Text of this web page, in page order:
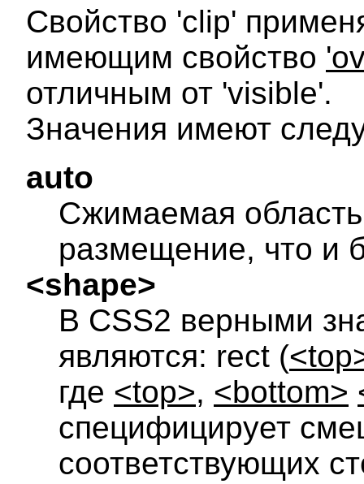
Свойство 'clip'
имеющим свойство
отличным от 'visible'.
Значения имеют
auto
Сжимаемая
размещение, что и
<shape>
В CSS2 верными
являются: rect (
где <top>, <bottom>
специфицирует
соответствующих